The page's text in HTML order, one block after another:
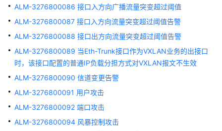
ALM-
设
备
的
用
率
过
ALM-3276800086 接口入方向广播流量突变超过阈值
ALM-3276800087 接口入方向流量突变超过阈值告警
ALM-3276800088 接口出方向流量突变超过阈值告警
ALM-3276800089 当Eth-Trunk接口作为VXLAN业务的出接口
时，该接口配置的普通IP负载分担方式对VXLAN报文不生效
ALM-3276800090 信道变更告警
ALM-3276800091 用户攻击
ALM-3276800092 端口攻击
ALM-3276800094 风暴控制攻击